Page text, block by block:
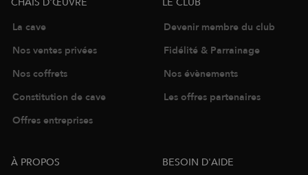
La cave
Nos ventes privées
Nos coffrets
Constitution de cave
Offres entreprises
Devenir membre du club
Fidélité & Parrainage
Nos évènements
Les offres partenaires
À PROPOS BESOIN D'AIDE